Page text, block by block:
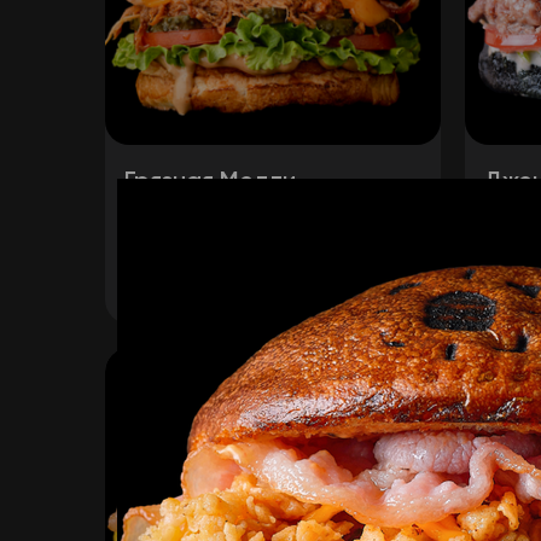
Грязная Молли
чеддер, луковые кольца, соус
барбекю, медово-горчичный
В корзину 435₽